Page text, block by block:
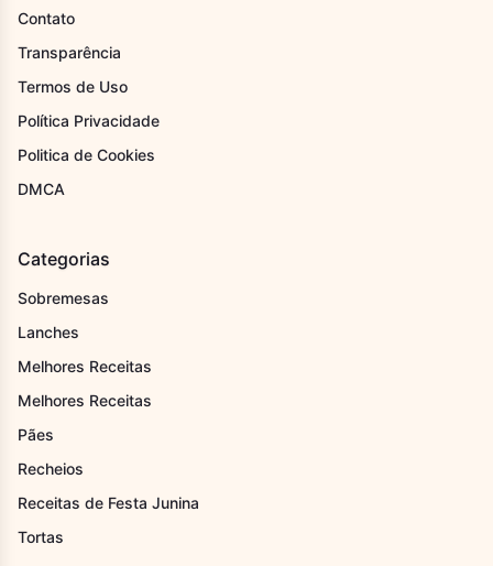
Contato
Transparência
Termos de Uso
Política Privacidade
Politica de Cookies
DMCA
Categorias
Sobremesas
Lanches
Melhores Receitas
Melhores Receitas
Pães
Recheios
Receitas de Festa Junina
Tortas